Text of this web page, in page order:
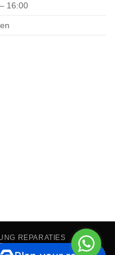
16:00
REPARATIES
& CONTACT FAQ